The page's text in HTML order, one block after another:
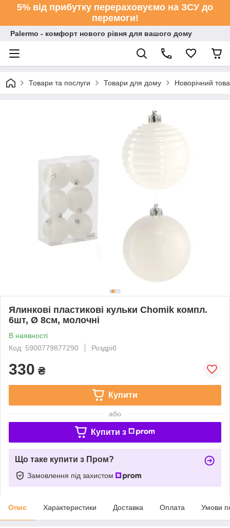
5% від прибутку перераховуємо на ЗСУ до
перемоги!
Palermo - комфорт нового рівня для вашого дому
Товари та послуги Товари для дому Новорічний
Ялинкові пластикові кульки Chomik компл.
6шт, Ø 8см, молочні
В наявності
Код: 5900779877290
Роздріб
330 ₴
Купити
або
Купити з
Що таке купити з Пром?
Замовлення під захистом
Опис Характеристики Доставка Оплата Умови